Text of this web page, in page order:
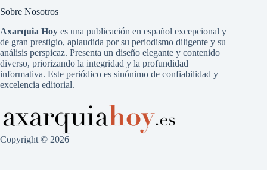
Sobre Nosotros
Axarquia Hoy es una publicación en español excepcional y
de gran prestigio, aplaudida por su periodismo diligente y su
análisis perspicaz. Presenta un diseño elegante y contenido
diverso, priorizando la integridad y la profundidad
informativa. Este periódico es sinónimo de confiabilidad y
excelencia editorial.
Copyright © 2026